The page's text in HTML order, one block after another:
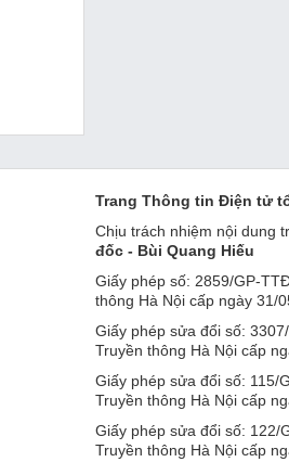
Trang Thông tin Điện tử
Chịu trách nhiệm nội dung
đốc - Bùi Quang Hiếu
Giấy phép số: 2859/GP-
thông Hà Nội cấp ngày 31/
Giấy phép sửa đổi số:
Truyền thông Hà Nội cấp
Giấy phép sửa đổi số: 115/
Truyền thông Hà Nội cấp
Giấy phép sửa đổi số: 122/
Truyền thông Hà Nội cấp